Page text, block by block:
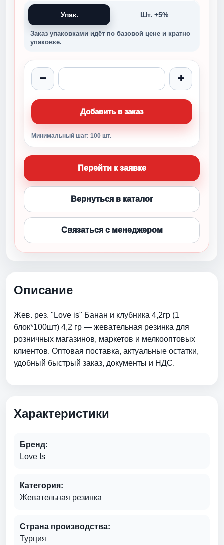
Упак. Шт. +5%
Заказ упаковками идёт по базовой цене и кратно
упаковке.
− +
Добавить в заказ
Минимальный шаг: 100 шт.
Перейти к заявке
Вернуться в каталог
Связаться с менеджером
Описание
Жев. рез. "Love is" Банан и клубника 4,2гр (1
блок*100шт) 4,2 гр — жевательная резинка для
розничных магазинов, маркетов и мелкооптовых
клиентов. Оптовая поставка, актуальные остатки,
удобный быстрый заказ, документы и НДС.
Характеристики
Бренд:
Love Is
Категория:
Жевательная резинка
Страна производства:
Турция